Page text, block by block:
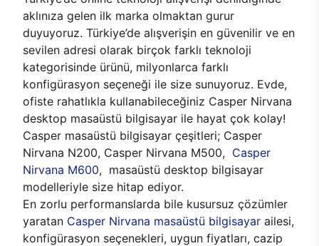
aklınıza gelen ilk marka olmaktan gurur
duyuyoruz. Türkiye’de alışverişin en güvenilir ve en
sevilen adresi olarak birçok farklı teknoloji
kategorisinde ürünü, milyonlarca farklı
konfigürasyon seçeneği ile size sunuyoruz. Evde,
ofiste rahatlıkla kullanabileceğiniz Casper Nirvana
desktop masaüstü bilgisayar ile hayat çok kolay!
Casper masaüstü bilgisayar çeşitleri; Casper
Nirvana N200, Casper Nirvana M500, Casper
Nirvana M600, masaüstü desktop bilgisayar
modelleriyle size hitap ediyor.
En zorlu performanslarda bile kusursuz çözümler
yaratan Casper Nirvana masaüstü bilgisayar ailesi,
konfigürasyon seçenekleri, uygun fiyatları, cazip